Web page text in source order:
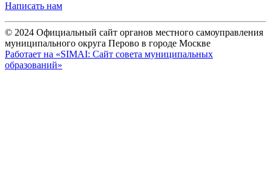
Написать нам
© 2024 Официальный сайт органов местного самоуправления
муниципального округа Перово в городе Москве
Работает на «SIMAI: Сайт совета муниципальных
образований»